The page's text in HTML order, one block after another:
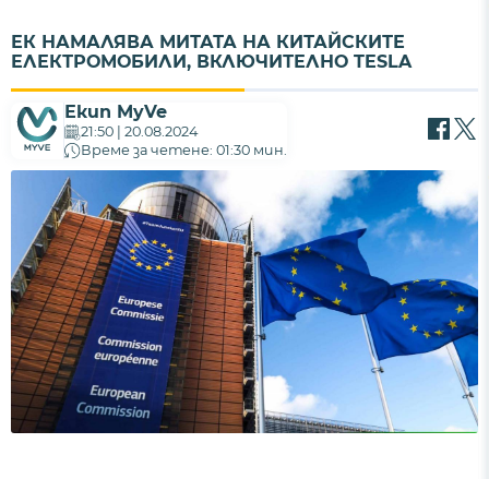
ЕК НАМАЛЯВА МИТАТА НА КИТАЙСКИТЕ
ЕЛЕКТРОМОБИЛИ, ВКЛЮЧИТЕЛНО TESLA
Екип MyVe
21:50 | 20.08.2024
Време за четене: 01:30 мин.